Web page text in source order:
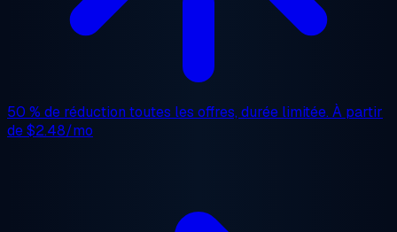
50 % de réduction toutes les offres, durée limitée. À partir
de$2.48/mo